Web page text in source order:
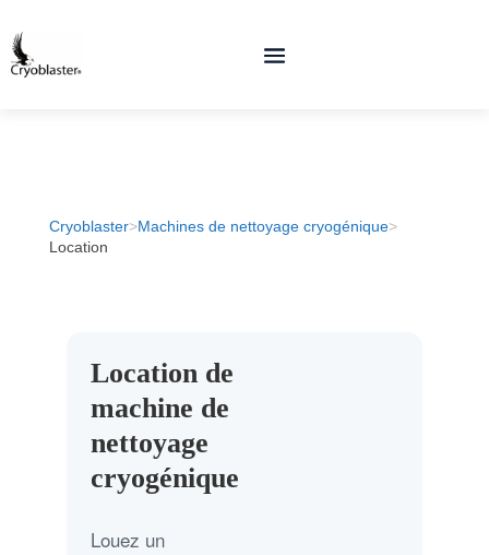
Cryoblaster>Machines de nettoyage cryogénique>
Location
Location de
machine de
nettoyage
cryogénique
Louez un